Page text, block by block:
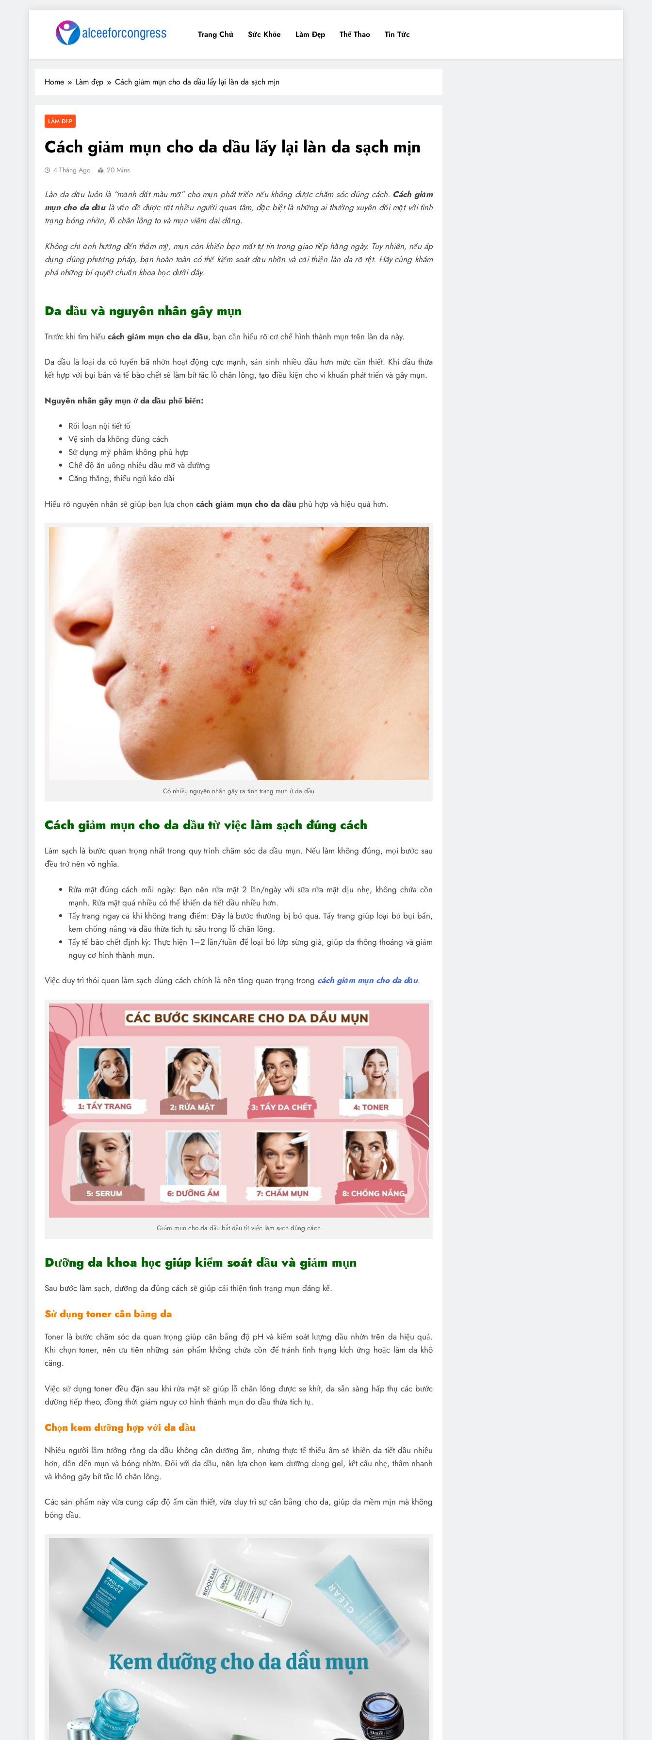
My Blog
My WordPress Blog
Trang Chủ Sức Khỏe Làm Đẹp Thể Thao Tin Tức
Home Làm đẹp Cách giảm mụn cho da dầu lấy lại làn da sạch mịn
LÀM ĐẸP
Cách giảm mụn cho da dầu lấy lại làn da sạch mịn
4 Tháng Ago 20 Mins
Làn da dầu luôn là “mảnh đất màu mỡ” cho mụn phát triển nếu không được chăm sóc đúng cách. Cách giảm
mụn cho da dầulà vấn đề được rất nhiều người quan tâm, đặc biệt là những ai thường xuyên đối mặt với tình
trạng bóng nhờn, lỗ chân lông to và mụn viêm dai dẳng.
Không chỉ ảnh hưởng đến thẩm mỹ, mụn còn khiến bạn mất tự tin trong giao tiếp hằng ngày. Tuy nhiên, nếu áp
dụng đúng phương pháp, bạn hoàn toàn có thể kiểm soát dầu nhờn và cải thiện làn da rõ rệt. Hãy cùng khám
phá những bí quyết chuẩn khoa học dưới đây.
Da dầu và nguyên nhân gây mụn
Trước khi tìm hiểu cách giảm mụn cho da dầu, bạn cần hiểu rõ cơ chế hình thành mụn trên làn da này.
Da dầu là loại da có tuyến bã nhờn hoạt động cực mạnh, sản sinh nhiều dầu hơn mức cần thiết. Khi dầu thừa
kết hợp với bụi bẩn và tế bào chết sẽ làm bít tắc lỗ chân lông, tạo điều kiện cho vi khuẩn phát triển và gây mụn.
Nguyên nhân gây mụn ở da dầu phổ biến:
Rối loạn nội tiết tố
Vệ sinh da không đúng cách
Sử dụng mỹ phẩm không phù hợp
Chế độ ăn uống nhiều dầu mỡ và đường
Căng thẳng, thiếu ngủ kéo dài
Hiểu rõ nguyên nhân sẽ giúp bạn lựa chọn cách giảm mụn cho da dầu phù hợp và hiệu quả hơn.
Có nhiều nguyên nhân gây ra tình trạng mụn ở da dầu
Cách giảm mụn cho da dầu từ việc làm sạch đúng cách
Làm sạch là bước quan trọng nhất trong quy trình chăm sóc da dầu mụn. Nếu làm không đúng, mọi bước sau
đều trở nên vô nghĩa.
Rửa mặt đúng cách mỗi ngày: Bạn nên rửa mặt 2 lần/ngày với sữa rửa mặt dịu nhẹ, không chứa cồn
mạnh. Rửa mặt quá nhiều có thể khiến da tiết dầu nhiều hơn.
Tẩy trang ngay cả khi không trang điểm: Đây là bước thường bị bỏ qua. Tẩy trang giúp loại bỏ bụi bẩn,
kem chống nắng và dầu thừa tích tụ sâu trong lỗ chân lông.
Tẩy tế bào chết định kỳ: Thực hiện 1–2 lần/tuần để loại bỏ lớp sừng già, giúp da thông thoáng và giảm
nguy cơ hình thành mụn.
Việc duy trì thói quen làm sạch đúng cách chính là nền tảng quan trọng trong cách giảm mụn cho da dầu.
Giảm mụn cho da dầu bắt đầu từ việc làm sạch đúng cách
Dưỡng da khoa học giúp kiểm soát dầu và giảm mụn
Sau bước làm sạch, dưỡng da đúng cách sẽ giúp cải thiện tình trạng mụn đáng kể.
Sử dụng toner cân bằng da
Toner là bước chăm sóc da quan trọng giúp cân bằng độ pH và kiểm soát lượng dầu nhờn trên da hiệu quả.
Khi chọn toner, nên ưu tiên những sản phẩm không chứa cồn để tránh tình trạng kích ứng hoặc làm da khô
căng.
Việc sử dụng toner đều đặn sau khi rửa mặt sẽ giúp lỗ chân lông được se khít, da sẵn sàng hấp thụ các bước
dưỡng tiếp theo, đồng thời giảm nguy cơ hình thành mụn do dầu thừa tích tụ.
Chọn kem dưỡng hợp với da dầu
Nhiều người lầm tưởng rằng da dầu không cần dưỡng ẩm, nhưng thực tế thiếu ẩm sẽ khiến da tiết dầu nhiều
hơn, dẫn đến mụn và bóng nhờn. Đối với da dầu, nên lựa chọn kem dưỡng dạng gel, kết cấu nhẹ, thấm nhanh
và không gây bít tắc lỗ chân lông.
Các sản phẩm này vừa cung cấp độ ẩm cần thiết, vừa duy trì sự cân bằng cho da, giúp da mềm mịn mà không
bóng dầu.